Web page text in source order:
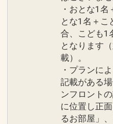
・おとな1
とな1名＋こ
合、こども1
となります
載）。
・プランに
記載がある
ンフロント
に位置し正
るお部屋」